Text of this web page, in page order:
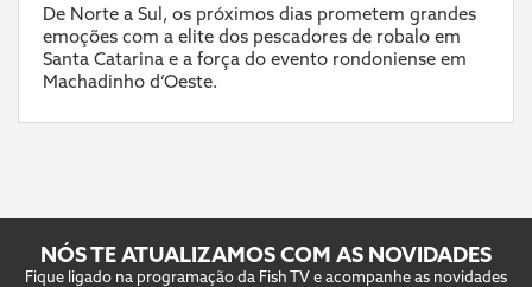
De Norte a Sul, os próximos dias prometem grandes
emoções com a elite dos pescadores de robalo em
Santa Catarina e a força do evento rondoniense em
Machadinho d’Oeste.
NÓS TE ATUALIZAMOS COM AS NOVIDADES
Fique ligado na programação da Fish TV e acompanhe as novidades